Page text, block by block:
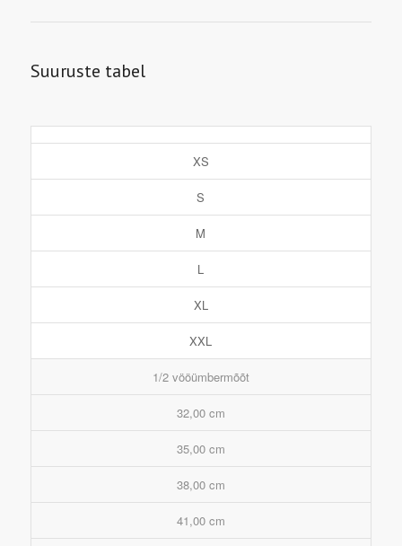
Suuruste tabel
XS
S
M
L
XL
XXL
1/2 vööümbermõõt
32,00 cm
35,00 cm
38,00 cm
41,00 cm